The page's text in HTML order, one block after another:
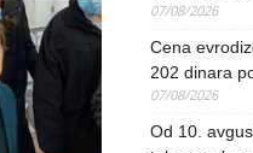
07/08/2026
Cena
202 dinara
07/08/2026
Od 10.